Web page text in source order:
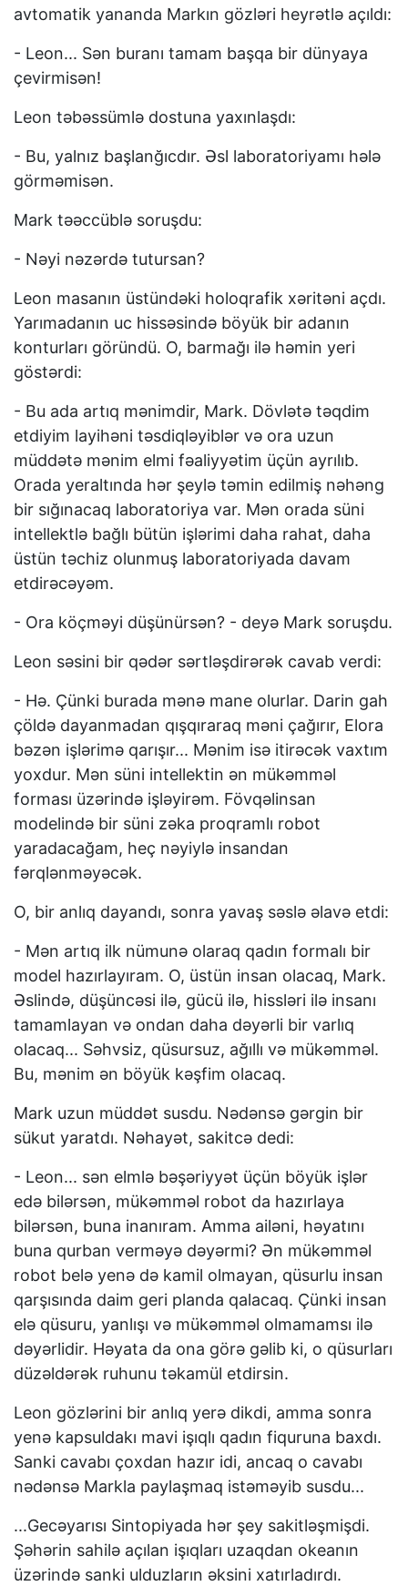
avtomatik yananda Markın gözləri heyrətlə açıldı:
- Leon... Sən buranı tamam başqa bir dünyaya
çevirmisən!
Leon təbəssümlə dostuna yaxınlaşdı:
- Bu, yalnız başlanğıcdır. Əsl laboratoriyamı hələ
görməmisən.
Mark təəccüblə soruşdu:
- Nəyi nəzərdə tutursan?
Leon masanın üstündəki holoqrafik xəritəni açdı.
Yarımadanın uc hissəsində böyük bir adanın
konturları göründü. O, barmağı ilə həmin yeri
göstərdi:
- Bu ada artıq mənimdir, Mark. Dövlətə təqdim
etdiyim layihəni təsdiqləyiblər və ora uzun
müddətə mənim elmi fəaliyyətim üçün ayrılıb.
Orada yeraltında hər şeylə təmin edilmiş nəhəng
bir sığınacaq laboratoriya var. Mən orada süni
intellektlə bağlı bütün işlərimi daha rahat, daha
üstün təchiz olunmuş laboratoriyada davam
etdirəcəyəm.
- Ora köçməyi düşünürsən? - deyə Mark soruşdu.
Leon səsini bir qədər sərtləşdirərək cavab verdi:
- Hə. Çünki burada mənə mane olurlar. Darin gah
çöldə dayanmadan qışqıraraq məni çağırır, Elora
bəzən işlərimə qarışır... Mənim isə itirəcək vaxtım
yoxdur. Mən süni intellektin ən mükəmməl
forması üzərində işləyirəm. Fövqəlinsan
modelində bir süni zəka proqramlı robot
yaradacağam, heç nəyiylə insandan
fərqlənməyəcək.
O, bir anlıq dayandı, sonra yavaş səslə əlavə etdi:
- Mən artıq ilk nümunə olaraq qadın formalı bir
model hazırlayıram. O, üstün insan olacaq, Mark.
Əslində, düşüncəsi ilə, gücü ilə, hissləri ilə insanı
tamamlayan və ondan daha dəyərli bir varlıq
olacaq... Səhvsiz, qüsursuz, ağıllı və mükəmməl.
Bu, mənim ən böyük kəşfim olacaq.
Mark uzun müddət susdu. Nədənsə gərgin bir
sükut yaratdı. Nəhayət, sakitcə dedi:
- Leon... sən elmlə bəşəriyyət üçün böyük işlər
edə bilərsən, mükəmməl robot da hazırlaya
bilərsən, buna inanıram. Amma ailəni, həyatını
buna qurban verməyə dəyərmi? Ən mükəmməl
robot belə yenə də kamil olmayan, qüsurlu insan
qarşısında daim geri planda qalacaq. Çünki insan
elə qüsuru, yanlışı və mükəmməl olmamamsı ilə
dəyərlidir. Həyata da ona görə gəlib ki, o qüsurları
düzəldərək ruhunu təkamül etdirsin.
Leon gözlərini bir anlıq yerə dikdi, amma sonra
yenə kapsuldakı mavi işıqlı qadın fiquruna baxdı.
Sanki cavabı çoxdan hazır idi, ancaq o cavabı
nədənsə Markla paylaşmaq istəməyib susdu...
...Gecəyarısı Sintopiyada hər şey sakitləşmişdi.
Şəhərin sahilə açılan işıqları uzaqdan okeanın
üzərində sanki ulduzların əksini xatırladırdı.